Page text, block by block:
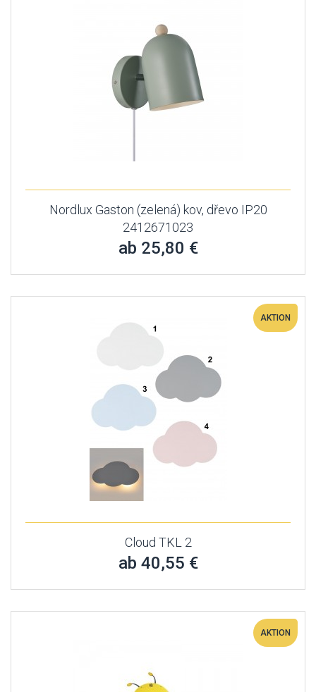
Nordlux Gaston (zelená) kov, dřevo IP20
2412671023
ab 25,80 €
AKTION
Cloud TKL 2
ab 40,55 €
AKTION